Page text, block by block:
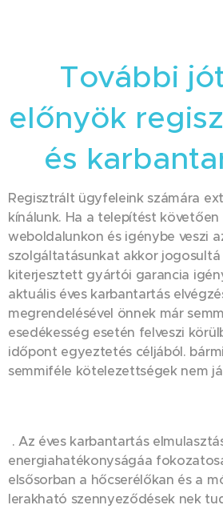
További
előnyök
és
Regisztrált ügyfeleink számára
kínálunk. Ha a telepítést követően
weboldalunkon és igénybe veszi
szolgáltatásunkat akkor jogosultá
kiterjesztett gyártói garancia
aktuális éves karbantartás
megrendelésével önnek már
esedékesség esetén felveszi
időpont egyeztetés céljából.
semmiféle kötelezettségek nem
. Az éves karbantartás
energiahatékonyságáa
elsősorban a hőcserélőkan és a
lerakható szennyeződések nek